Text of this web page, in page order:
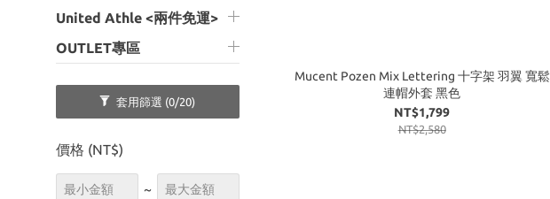
United Athle <兩件免運>
OUTLET專區
套用篩選 (0/20)
價格 (NT$)
~
Mucent Pozen Mix Lettering 十字架 羽翼 寬鬆
連帽外套 黑色
NT$1,799
NT$2,580